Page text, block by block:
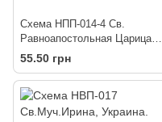
Схема НПП-014-4 Св.
Равноапостольная Царица
Елена, Украина. 18х24. Холст
55.50 грн